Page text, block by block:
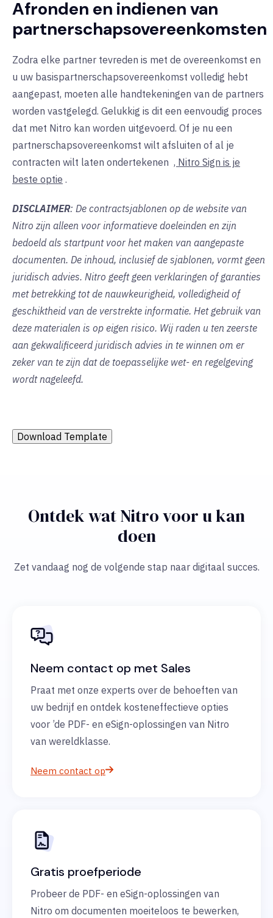
Afronden en indienen van
partnerschapsovereenkomsten
Zodra elke partner tevreden is met de overeenkomst en
u uw basispartnerschapsovereenkomst volledig hebt
aangepast, moeten alle handtekeningen van de partners
worden vastgelegd. Gelukkig is dit een eenvoudig proces
dat met Nitro kan worden uitgevoerd. Of je nu een
partnerschapsovereenkomst wilt afsluiten of al je
contracten wilt laten ondertekenen , Nitro Sign is je
beste optie .
DISCLAIMER: De contractsjablonen op de website van
Nitro zijn alleen voor informatieve doeleinden en zijn
bedoeld als startpunt voor het maken van aangepaste
documenten. De inhoud, inclusief de sjablonen, vormt geen
juridisch advies. Nitro geeft geen verklaringen of garanties
met betrekking tot de nauwkeurigheid, volledigheid of
geschiktheid van de verstrekte informatie. Het gebruik van
deze materialen is op eigen risico. Wij raden u ten zeerste
aan gekwalificeerd juridisch advies in te winnen om er
zeker van te zijn dat de toepasselijke wet- en regelgeving
wordt nageleefd.
Download Template
Ontdek wat Nitro voor u kan
doen
Zet vandaag nog de volgende stap naar digitaal succes.
Neem contact op met Sales
Praat met onze experts over de behoeften van
uw bedrijf en ontdek kosteneffectieve opties
voor ’de PDF- en eSign-oplossingen van Nitro
van wereldklasse.
Neem contact op
Gratis proefperiode
Probeer de PDF- en eSign-oplossingen van
Nitro om documenten moeiteloos te bewerken,